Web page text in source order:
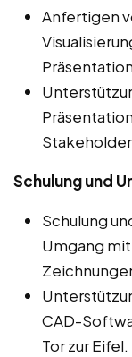
Anfertigen
Schulung und
Schulung
Umgang
CAD-
Tor zur Eifel.